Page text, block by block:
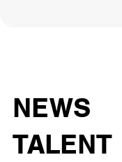
NEWS
TALENT